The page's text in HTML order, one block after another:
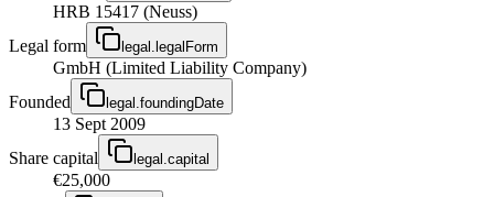
HRB 15417 (Neuss)
Legal form
legal.legalForm
GmbH (Limited Liability Company)
Founded
legal.foundingDate
13 Sept 2009
Share capital
legal.capital
€25,000